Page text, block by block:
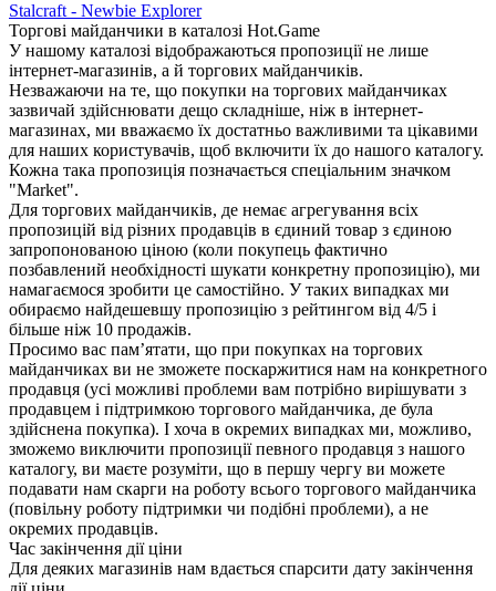
Stalcraft - Newbie Explorer
Торгові майданчики в каталозі Hot.Game
У нашому каталозі відображаються пропозиції не лише
інтернет-магазинів, а й торгових майданчиків.
Незважаючи на те, що покупки на торгових майданчиках
зазвичай здійснювати дещо складніше, ніж в інтернет-
магазинах, ми вважаємо їх достатньо важливими та цікавими
для наших користувачів, щоб включити їх до нашого каталогу.
Кожна така пропозиція позначається спеціальним значком
"Market".
Для торгових майданчиків, де немає агрегування всіх
пропозицій від різних продавців в єдиний товар з єдиною
запропонованою ціною (коли покупець фактично
позбавлений необхідності шукати конкретну пропозицію), ми
намагаємося зробити це самостійно. У таких випадках ми
обираємо найдешевшу пропозицію з рейтингом від 4/5 і
більше ніж 10 продажів.
Просимо вас пам’ятати, що при покупках на торгових
майданчиках ви не зможете поскаржитися нам на конкретного
продавця (усі можливі проблеми вам потрібно вирішувати з
продавцем і підтримкою торгового майданчика, де була
здійснена покупка). І хоча в окремих випадках ми, можливо,
зможемо виключити пропозиції певного продавця з нашого
каталогу, ви маєте розуміти, що в першу чергу ви можете
подавати нам скарги на роботу всього торгового майданчика
(повільну роботу підтримки чи подібні проблеми), а не
окремих продавців.
Час закінчення дії ціни
Для деяких магазинів нам вдається спарсити дату закінчення